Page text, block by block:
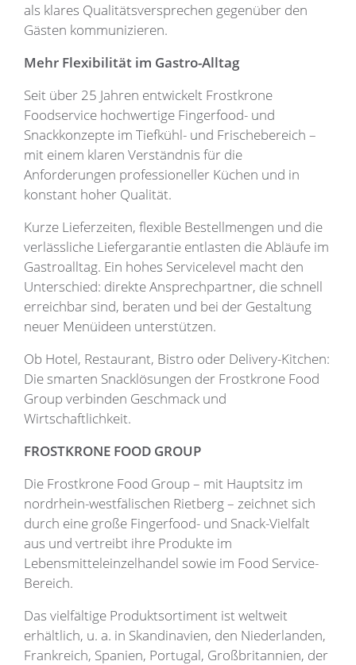
als klares Qualitätsversprechen gegenüber den
Gästen kommunizieren.
Mehr Flexibilität im Gastro-Alltag
Seit über 25 Jahren entwickelt Frostkrone
Foodservice hochwertige Fingerfood- und
Snackkonzepte im Tiefkühl- und Frischebereich –
mit einem klaren Verständnis für die
Anforderungen professioneller Küchen und in
konstant hoher Qualität.
Kurze Lieferzeiten, flexible Bestellmengen und die
verlässliche Liefergarantie entlasten die Abläufe im
Gastroalltag. Ein hohes Servicelevel macht den
Unterschied: direkte Ansprechpartner, die schnell
erreichbar sind, beraten und bei der Gestaltung
neuer Menüideen unterstützen.
Ob Hotel, Restaurant, Bistro oder Delivery-Kitchen:
Die smarten Snacklösungen der Frostkrone Food
Group verbinden Geschmack und
Wirtschaftlichkeit.
FROSTKRONE FOOD GROUP
Die Frostkrone Food Group – mit Hauptsitz im
nordrhein-westfälischen Rietberg – zeichnet sich
durch eine große Fingerfood- und Snack-Vielfalt
aus und vertreibt ihre Produkte im
Lebensmitteleinzelhandel sowie im Food Service-
Bereich.
Das vielfältige Produktsortiment ist weltweit
erhältlich, u. a. in Skandinavien, den Niederlanden,
Frankreich, Spanien, Portugal, Großbritannien, der